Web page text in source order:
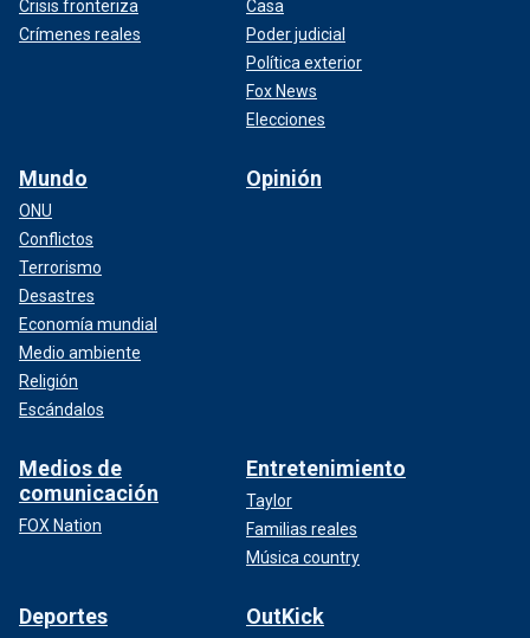
Crisis fronteriza
Crímenes reales
Casa
Poder judicial
Política exterior
Fox News
Elecciones
Mundo
ONU
Conflictos
Terrorismo
Desastres
Economía mundial
Medio ambiente
Religión
Escándalos
Opinión
Medios de
comunicación
FOX Nation
Entretenimiento
Taylor
Familias reales
Música country
Deportes OutKick